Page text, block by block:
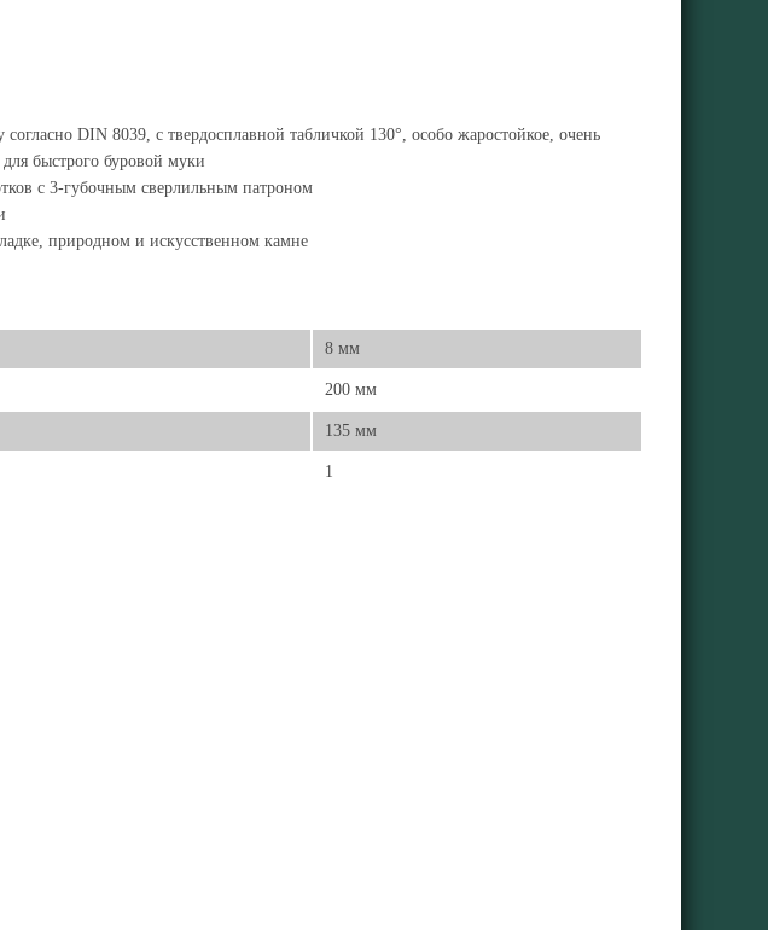
DIN 8039, с твердосплавной табличкой 130°, особо жаростойкое, очень
быстрого буровой муки
с 3-губочным сверлильным патроном
природном и искусственном камне
8 мм
200 мм
135 мм
1